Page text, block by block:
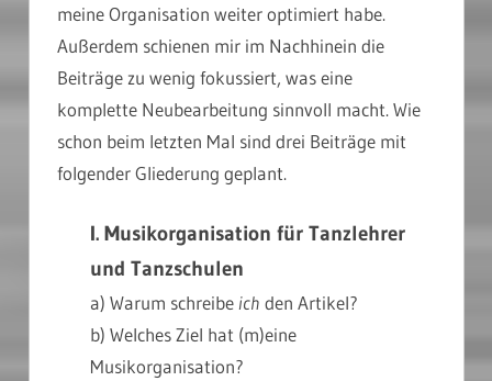
meine Organisation weiter optimiert habe.
Außerdem schienen mir im Nachhinein die
Beiträge zu wenig fokussiert, was eine
komplette Neubearbeitung sinnvoll macht. Wie
schon beim letzten Mal sind drei Beiträge mit
folgender Gliederung geplant.
I. Musikorganisation für Tanzlehrer
und Tanzschulen
a) Warum schreibeich den Artikel?
b) Welches Ziel hat (m)eine
Musikorganisation?